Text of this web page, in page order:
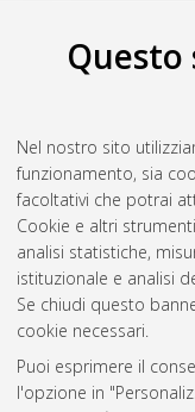
Nel nostro sito
funzionamento, sia
facoltativi che potrai
Cookie e altri
analisi statistiche,
istituzionale e analisi
Se chiudi questo
cookie necessari.
Puoi esprimere il
l'opzione in
V
Veshi, Denard(2020)
,
Università di
doctorate in law and
10.48676/unibo/
Questa lista e'
Atom
Rss 1.0